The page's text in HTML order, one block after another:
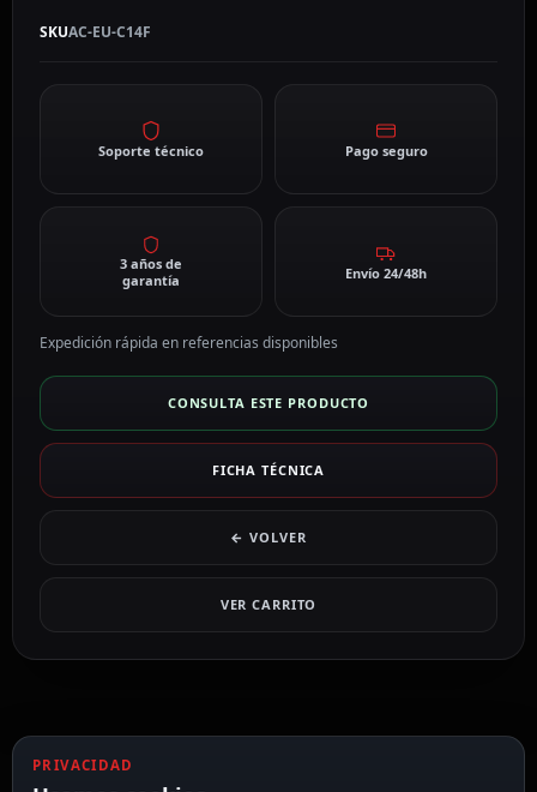
SKUAC-EU-C14F
Soporte técnico Pago seguro
3 años de
garantía
Envío 24/48h
Expedición rápida en referencias disponibles
CONSULTA ESTE PRODUCTO
FICHA TÉCNICA
← VOLVER
VER CARRITO
PRIVACIDAD